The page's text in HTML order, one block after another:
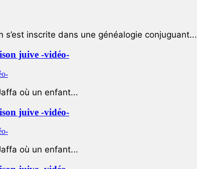
s’est inscrite dans une généalogie conjuguant...
juive -vidéo-
où un enfant...
juive -vidéo-
où un enfant...